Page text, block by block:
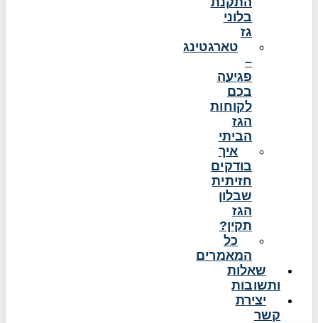
בלוני
גז
טארגטינג
–
פגיעה
בכם
לקוחות
הגז
הביתי
איך
בודקים
חזיתית
שבלון
הגז
תקין?
כל
המאמרים
שאלות
ותשובות
יצירת
קשר